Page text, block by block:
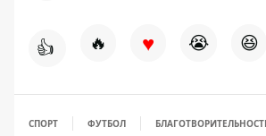
👍 🔥 ♥ 😭 😆
СПОРТ ФУТБОЛ